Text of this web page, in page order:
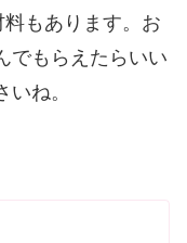
もあります。お
でもらえたらいい
ね。